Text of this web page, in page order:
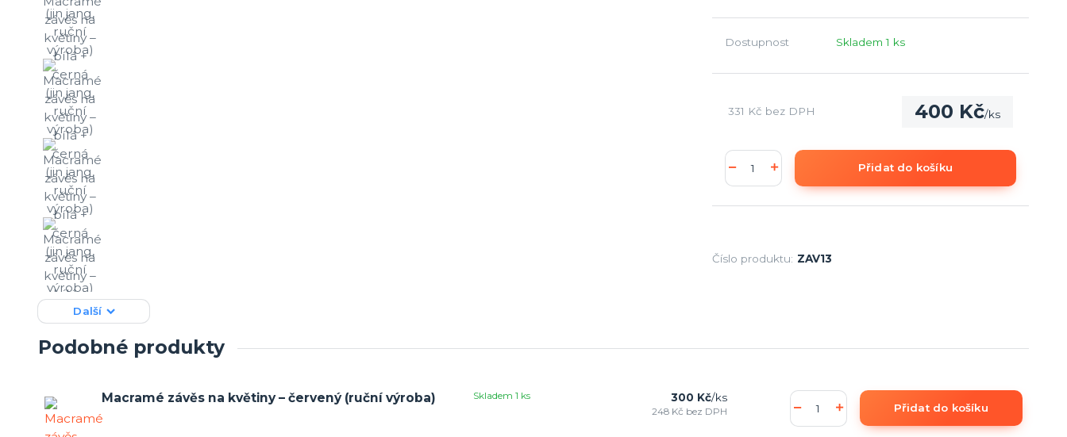
Další
Dostupnost Skladem 1 ks
400 Kč/ks
331 Kč bez DPH
Přidat do košíku
Číslo produktu: ZAV13
Podobné produkty
Macramé závěs na květiny – červený (ruční výroba) 300 Kč/ks
248 Kč bez DPH
Skladem 1 ks
Přidat do košíku